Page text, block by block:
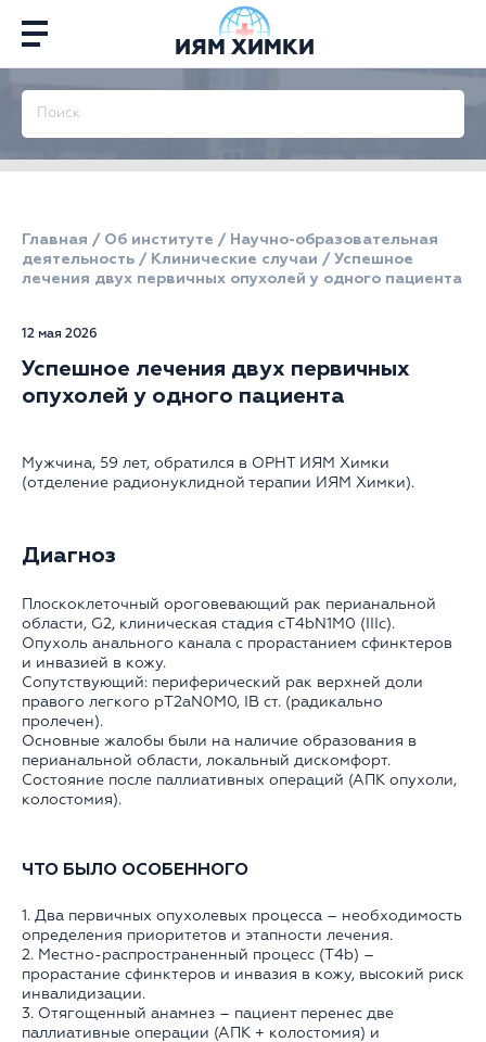
ИЯМ ХИМКИ
Главная / Об институте / Научно-образовательная
деятельность / Клинические случаи / Успешное
лечения двух первичных опухолей у одного пациента
12 мая 2026
Успешное лечения двух первичных
опухолей у одного пациента
Мужчина, 59 лет, обратился в ОРНТ ИЯМ Химки
(отделение радионуклидной терапии ИЯМ Химки).
Диагноз
Плоскоклеточный ороговевающий рак перианальной
области, G2, клиническая стадия cT4bN1M0 (IIIc).
Опухоль анального канала с прорастанием сфинктеров
и инвазией в кожу.
Сопутствующий: периферический рак верхней доли
правого легкого pT2aN0M0, IB ст. (радикально
пролечен).
Основные жалобы были на наличие образования в
перианальной области, локальный дискомфорт.
Состояние после паллиативных операций (АПК опухоли,
колостомия).
ЧТО БЫЛО ОСОБЕННОГО
1. Два первичных опухолевых процесса – необходимость
определения приоритетов и этапности лечения.
2. Местно-распространенный процесс (T4b) –
прорастание сфинктеров и инвазия в кожу, высокий риск
инвалидизации.
3. Отягощенный анамнез – пациент перенес две
паллиативные операции (АПК + колостомия) и